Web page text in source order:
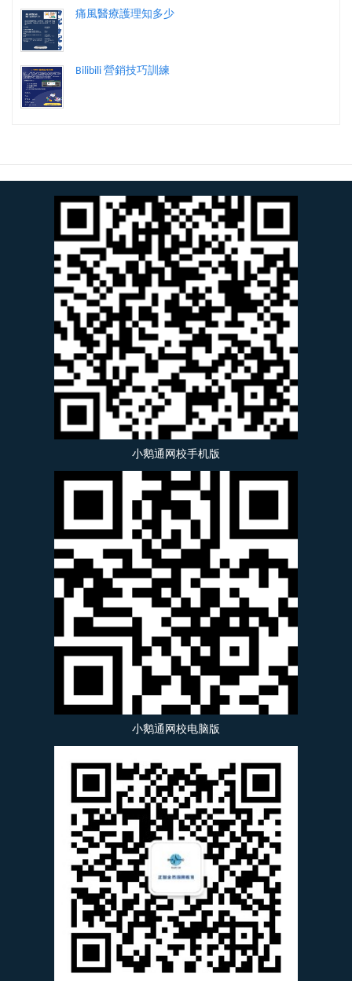
痛風醫療護理知多少
Bilibili 營銷技巧訓練
小鹅通网校手机版
小鹅通网校电脑版